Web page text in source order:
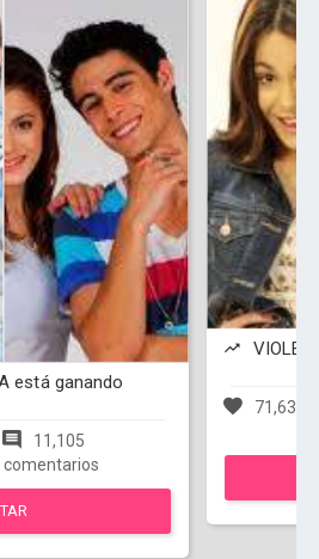
está ganando
11,105
comentarios
71,638